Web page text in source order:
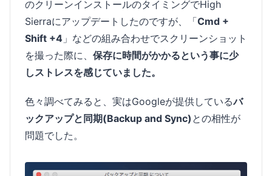
のクリーンインストールのタイミングでHigh
Sierraにアップデートしたのですが、「Cmd +
Shift +4 」などの組み合わせでスクリーンショット
を撮った際に、 保存に時間がかかるという事に少
しストレスを感じていました。
色々調べてみると、実はGoogleが提供しているバ
ックアップと同期(Backup and Sync) との相性が
問題でした。